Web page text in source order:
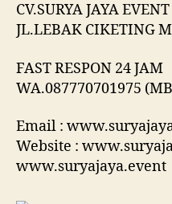
CV.SURYA JAYA EVENT
JL.LEBAK CIKETING
FAST RESPON 24 JAM
WA.087770701975
Email :
Website :
www.suryajaya.event